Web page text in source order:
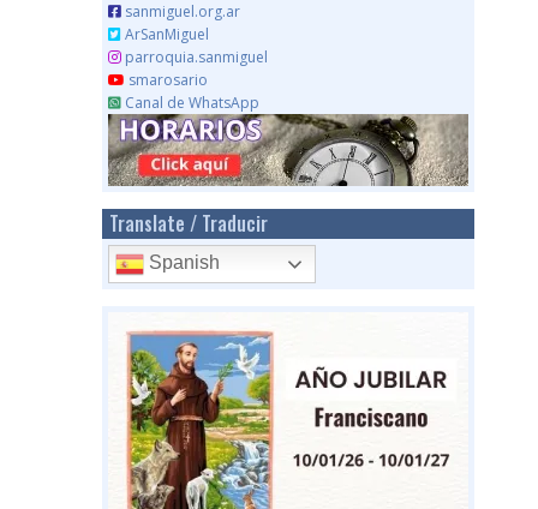
sanmiguel.org.ar
ArSanMiguel
parroquia.sanmiguel
smarosario
Canal de WhatsApp
Translate / Traducir
Spanish